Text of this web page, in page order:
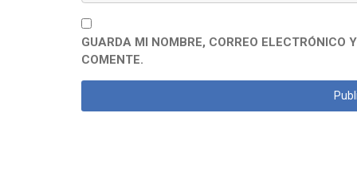
GUARDA MI NOMBRE, CORREO ELECTRÓNICO
COMENTE.